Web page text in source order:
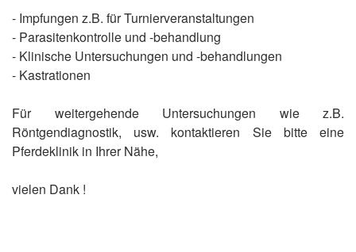
- Impfungen z.B. für Turnierveranstaltungen
- Parasitenkontrolle und -behandlung
- Klinische Untersuchungen und -behandlungen
- Kastrationen
Für weitergehende Untersuchungen wie z.B.
Röntgendiagnostik, usw. kontaktieren Sie bitte eine
Pferdeklinik in Ihrer Nähe,
vielen Dank !